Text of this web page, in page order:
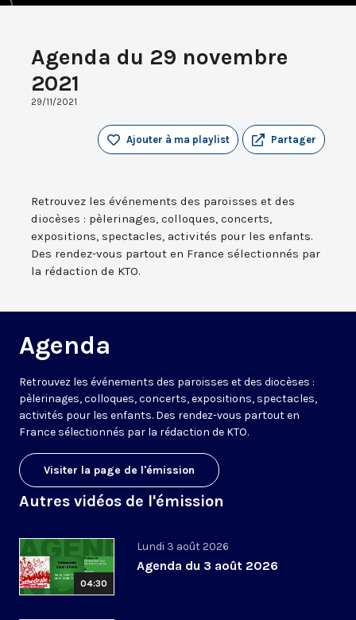
Agenda du 29 novembre
2021
29/11/2021
Partager
Ajouter à ma playlist
Retrouvez les événements des paroisses et des
diocèses : pèlerinages, colloques, concerts,
expositions, spectacles, activités pour les enfants.
Des rendez-vous partout en France sélectionnés par
la rédaction de KTO.
Agenda
Retrouvez les événements des paroisses et des diocèses :
pèlerinages, colloques, concerts, expositions, spectacles,
activités pour les enfants. Des rendez-vous partout en
France sélectionnés par la rédaction de KTO.
Visiter la page de l'émission
Autres vidéos de l'émission
04:30
Lundi 3 août 2026
Agenda du 3 août 2026